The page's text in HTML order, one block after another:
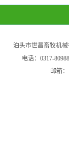
泊头市世昌畜牧机
电话：0317-
邮箱